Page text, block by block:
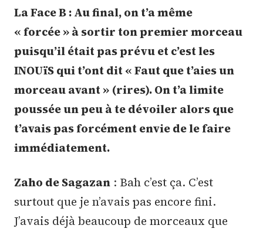
La Face B : Au final, on t’a même
« forcée » à sortir ton premier morceau
puisqu’il était pas prévu et c’est les
INOUïS qui t’ont dit « Faut que t’aies un
morceau avant » (rires). On t’a limite
poussée un peu à te dévoiler alors que
t’avais pas forcément envie de le faire
immédiatement.
Zaho de Sagazan : Bah c’est ça. C’est
surtout que je n’avais pas encore fini.
J’avais déjà beaucoup de morceaux que